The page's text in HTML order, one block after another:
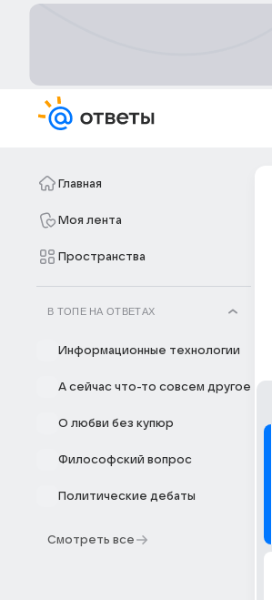
Главная
Моя лента
Пространства
В ТОПЕ НА ОТВЕТАХ
Информационные технологии
А сейчас что-то совсем другое
О любви без купюр
Философский вопрос
Политические дебаты
Смотреть все